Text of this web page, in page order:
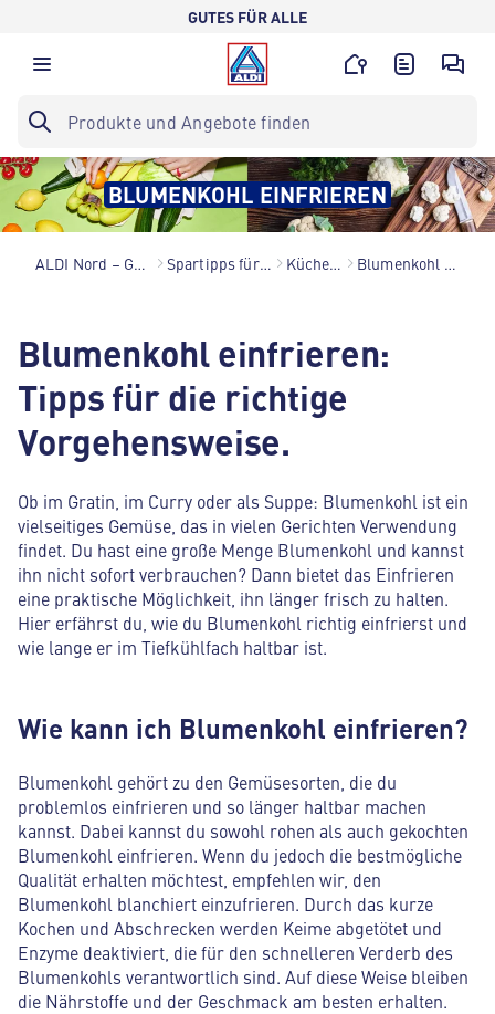
GUTES FÜR ALLE
BLUMENKOHL EINFRIEREN
ALDI Nord – Gutes für alle. Spartipps für den Alltag Küchenhacks Blumenkohl einfrieren
Blumenkohl einfrieren:
Tipps für die richtige
Vorgehensweise.
Ob im Gratin, im Curry oder als Suppe: Blumenkohl ist ein
vielseitiges Gemüse, das in vielen Gerichten Verwendung
findet. Du hast eine große Menge Blumenkohl und kannst
ihn nicht sofort verbrauchen? Dann bietet das Einfrieren
eine praktische Möglichkeit, ihn länger frisch zu halten.
Hier erfährst du, wie du Blumenkohl richtig einfrierst und
wie lange er im Tiefkühlfach haltbar ist.
Wie kann ich Blumenkohl einfrieren?
Blumenkohl gehört zu den Gemüsesorten, die du
problemlos einfrieren und so länger haltbar machen
kannst. Dabei kannst du sowohl rohen als auch gekochten
Blumenkohl einfrieren. Wenn du jedoch die bestmögliche
Qualität erhalten möchtest, empfehlen wir, den
Blumenkohl blanchiert einzufrieren. Durch das kurze
Kochen und Abschrecken werden Keime abgetötet und
Enzyme deaktiviert, die für den schnelleren Verderb des
Blumenkohls verantwortlich sind. Auf diese Weise bleiben
die Nährstoffe und der Geschmack am besten erhalten.